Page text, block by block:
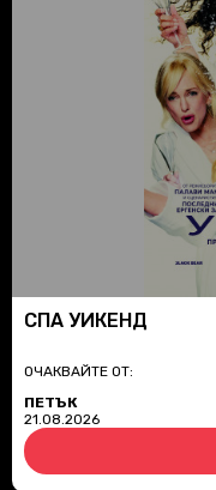
СПА УИКЕНД
ОЧАКВАЙТЕ ОТ:
ПЕТЪК
21.08.2026